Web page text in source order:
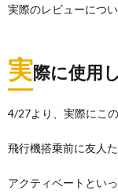
実際のレビューにつ
実際に使用
4/27より、実際にこ
飛行機搭乗前に友人
アクティベートとい